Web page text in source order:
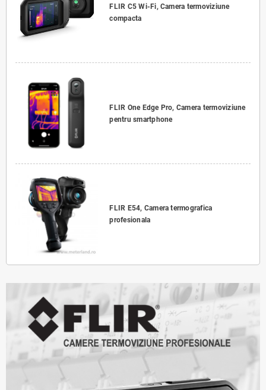
FLIR C5 Wi-Fi, Camera termoviziune
compacta
FLIR One Edge Pro, Camera termoviziune
pentru smartphone
FLIR E54, Camera termografica
profesionala